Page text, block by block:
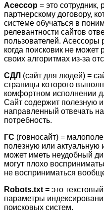
Асессор = это
партнерскому договору,
системе обучаться в
релевантности сайтов
пользователей.
когда поисковик не
своих алгоритмах из-за
СДЛ (сайт для людей) =
страницы которого
комфортном исполнении
Сайт содержит полезную
направленный отвечать
потребность.
ГС (говносайт) =
полезную или
может иметь неудобный
могут плохо
не восприниматься
Robots.txt = это
параметры
поисковых систем.